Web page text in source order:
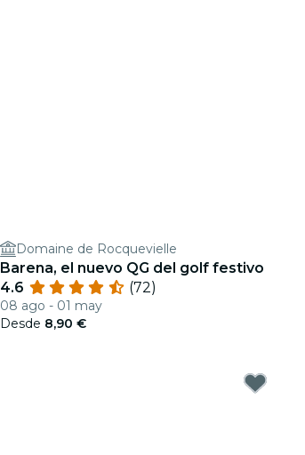
Domaine de Rocquevielle
Barena, el nuevo QG del golf festivo
4.6
(72)
08 ago - 01 may
Desde 8,90 €